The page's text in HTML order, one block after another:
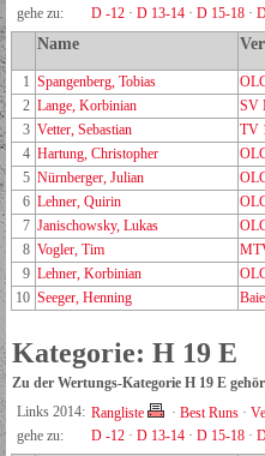
gehe zu:
D -12 · D 13-14 · D 15-18 ·
Name
1 Spangenberg, Tobias
2 Lange, Korbinian SV
3 Vetter, Sebastian TV
4 Hartung, Christopher
5 Nürnberger, Julian
6 Lehner, Quirin
7 Janischowsky, Lukas
8 Vogler, Tim
9 Lehner, Korbinian
10 Seeger, Henning
Kategorie: H 19 E
Zu der Wertungs-Kategorie H 19 E
Links 2014: Rangliste · Best Runs ·
gehe zu:
D -12 · D 13-14 · D 15-18 ·